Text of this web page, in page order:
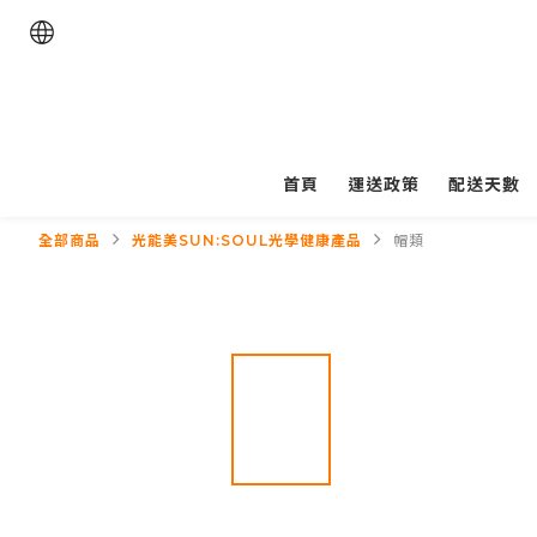
首頁 運送政策 配送天數
全部商品 光能美SUN:SOUL光學健康產品 帽類